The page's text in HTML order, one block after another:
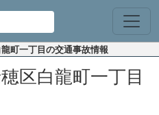
町一丁目の交通事故情報
区白龍町一丁目